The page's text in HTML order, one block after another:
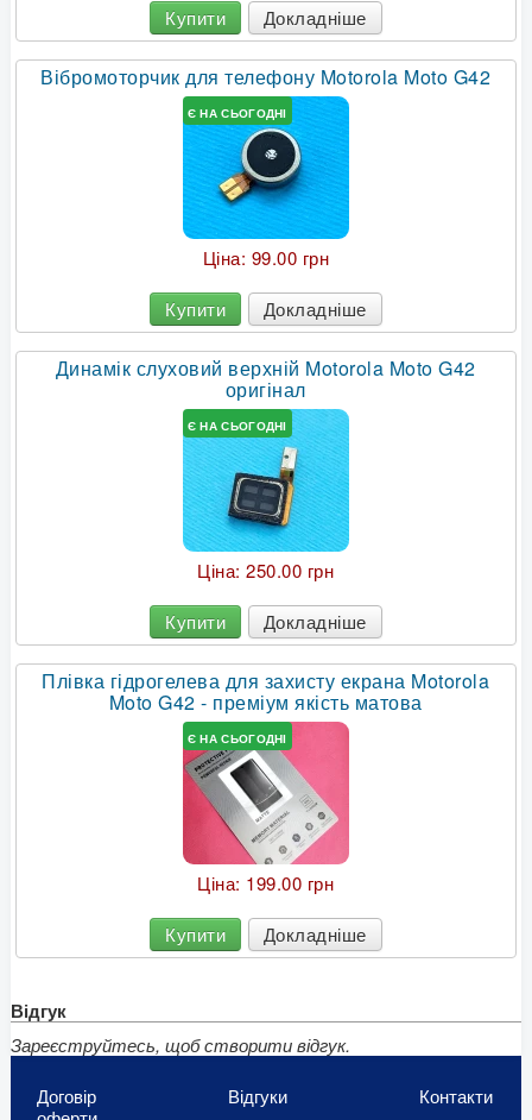
Купити Докладніше
Вібромоторчик для телефону Motorola Moto G42
Є НА СЬОГОДНІ
Ціна: 99.00 грн
Купити Докладніше
Динамік слуховий верхній Motorola Moto G42
оригінал
Є НА СЬОГОДНІ
Ціна:250.00 грн
Купити Докладніше
Плівка гідрогелева для захисту екрана Motorola
Moto G42 - преміум якість матова
Є НА СЬОГОДНІ
Ціна: 199.00 грн
Купити Докладніше
Відгук
Зареєструйтесь, щоб створити відгук.
Договір
Відгуки
Контакти